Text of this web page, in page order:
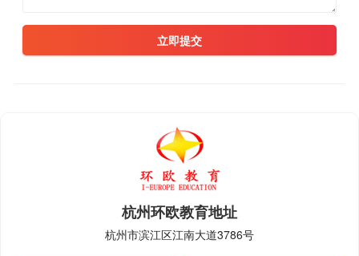
立即提交
杭州环欧教育地址
杭州市滨江区江南大道3786号